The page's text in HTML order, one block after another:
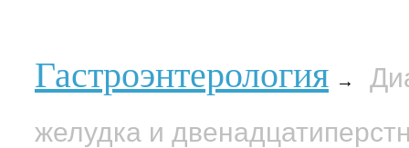
Гастроэнтерология →
желудка и